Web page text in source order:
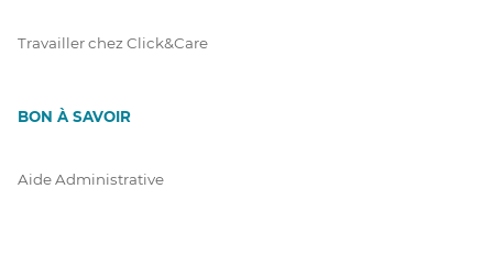
Travailler chez Click&Care
BON À SAVOIR
Aide Administrative